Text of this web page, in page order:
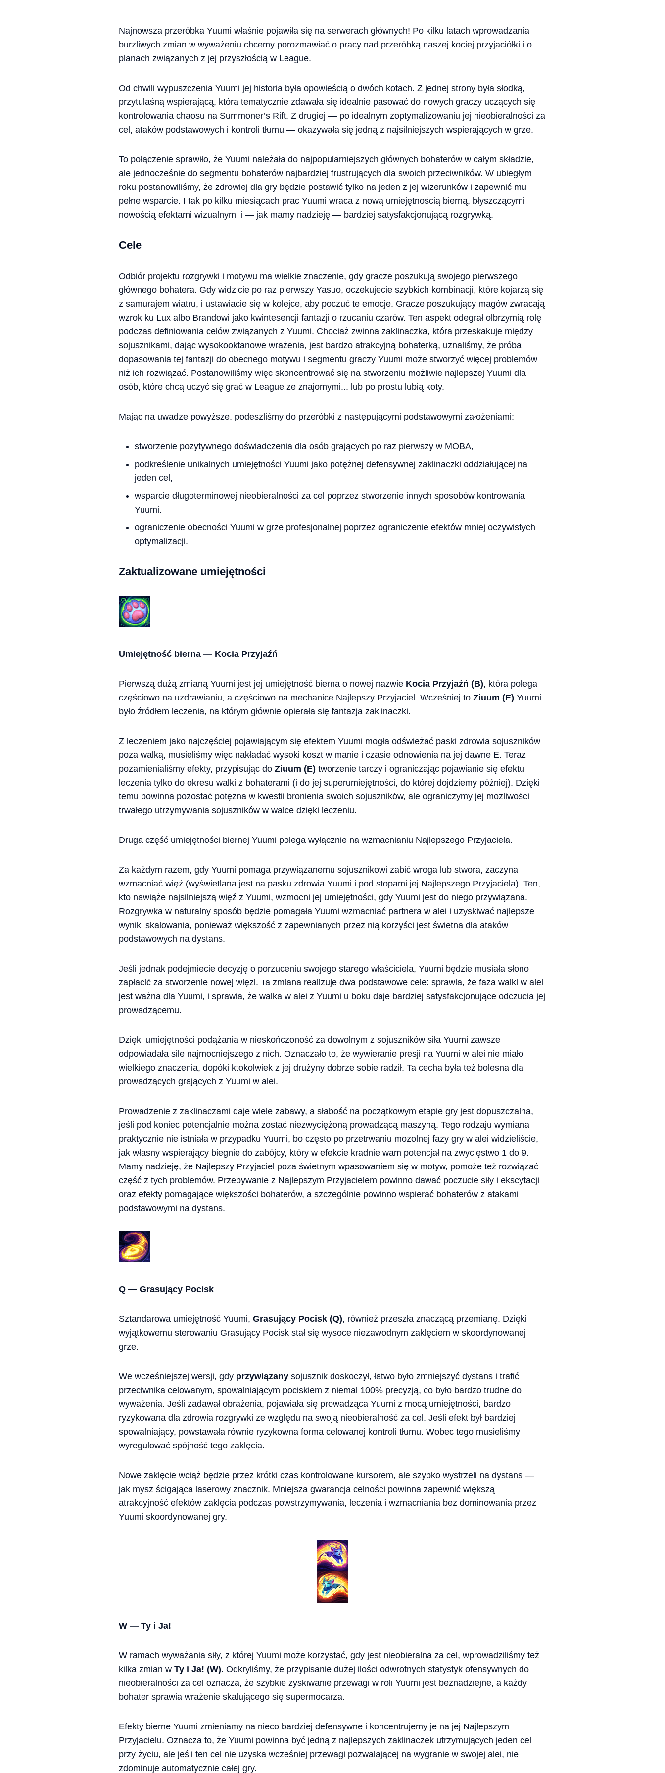
Najnowsza przeróbka Yuumi właśnie pojawiła się na serwerach głównych! Po kilku latach wprowadzania
burzliwych zmian w wyważeniu chcemy porozmawiać o pracy nad przeróbką naszej kociej przyjaciółki i o
planach związanych z jej przyszłością w League.
Od chwili wypuszczenia Yuumi jej historia była opowieścią o dwóch kotach. Z jednej strony była słodką,
przytulaśną wspierającą, która tematycznie zdawała się idealnie pasować do nowych graczy uczących się
kontrolowania chaosu na Summoner’s Rift. Z drugiej — po idealnym zoptymalizowaniu jej nieobieralności za
cel, ataków podstawowych i kontroli tłumu — okazywała się jedną z najsilniejszych wspierających w grze.
To połączenie sprawiło, że Yuumi należała do najpopularniejszych głównych bohaterów w całym składzie,
ale jednocześnie do segmentu bohaterów najbardziej frustrujących dla swoich przeciwników. W ubiegłym
roku postanowiliśmy, że zdrowiej dla gry będzie postawić tylko na jeden z jej wizerunków i zapewnić mu
pełne wsparcie. I tak po kilku miesiącach prac Yuumi wraca z nową umiejętnością bierną, błyszczącymi
nowością efektami wizualnymi i — jak mamy nadzieję — bardziej satysfakcjonującą rozgrywką.
Cele
Odbiór projektu rozgrywki i motywu ma wielkie znaczenie, gdy gracze poszukują swojego pierwszego
głównego bohatera. Gdy widzicie po raz pierwszy Yasuo, oczekujecie szybkich kombinacji, które kojarzą się
z samurajem wiatru, i ustawiacie się w kolejce, aby poczuć te emocje. Gracze poszukujący magów zwracają
wzrok ku Lux albo Brandowi jako kwintesencji fantazji o rzucaniu czarów. Ten aspekt odegrał olbrzymią rolę
podczas definiowania celów związanych z Yuumi. Chociaż zwinna zaklinaczka, która przeskakuje między
sojusznikami, dając wysokooktanowe wrażenia, jest bardzo atrakcyjną bohaterką, uznaliśmy, że próba
dopasowania tej fantazji do obecnego motywu i segmentu graczy Yuumi może stworzyć więcej problemów
niż ich rozwiązać. Postanowiliśmy więc skoncentrować się na stworzeniu możliwie najlepszej Yuumi dla
osób, które chcą uczyć się grać w League ze znajomymi... lub po prostu lubią koty.
Mając na uwadze powyższe, podeszliśmy do przeróbki z następującymi podstawowymi założeniami:
stworzenie pozytywnego doświadczenia dla osób grających po raz pierwszy w MOBA,
podkreślenie unikalnych umiejętności Yuumi jako potężnej defensywnej zaklinaczki oddziałującej na
jeden cel,
wsparcie długoterminowej nieobieralności za cel poprzez stworzenie innych sposobów kontrowania
Yuumi,
ograniczenie obecności Yuumi w grze profesjonalnej poprzez ograniczenie efektów mniej oczywistych
optymalizacji.
Zaktualizowane umiejętności
Umiejętność bierna — Kocia Przyjaźń
Pierwszą dużą zmianą Yuumi jest jej umiejętność bierna o nowej nazwie Kocia Przyjaźń (B), która polega
częściowo na uzdrawianiu, a częściowo na mechanice Najlepszy Przyjaciel. Wcześniej to Ziuum (E) Yuumi
było źródłem leczenia, na którym głównie opierała się fantazja zaklinaczki.
Z leczeniem jako najczęściej pojawiającym się efektem Yuumi mogła odświeżać paski zdrowia sojuszników
poza walką, musieliśmy więc nakładać wysoki koszt w manie i czasie odnowienia na jej dawne E. Teraz
pozamienialiśmy efekty, przypisując do Ziuum (E) tworzenie tarczy i ograniczając pojawianie się efektu
leczenia tylko do okresu walki z bohaterami (i do jej superumiejętności, do której dojdziemy później). Dzięki
temu powinna pozostać potężna w kwestii bronienia swoich sojuszników, ale ograniczymy jej możliwości
trwałego utrzymywania sojuszników w walce dzięki leczeniu.
Druga część umiejętności biernej Yuumi polega wyłącznie na wzmacnianiu Najlepszego Przyjaciela.
Za każdym razem, gdy Yuumi pomaga przywiązanemu sojusznikowi zabić wroga lub stwora, zaczyna
wzmacniać więź (wyświetlana jest na pasku zdrowia Yuumi i pod stopami jej Najlepszego Przyjaciela). Ten,
kto nawiąże najsilniejszą więź z Yuumi, wzmocni jej umiejętności, gdy Yuumi jest do niego przywiązana.
Rozgrywka w naturalny sposób będzie pomagała Yuumi wzmacniać partnera w alei i uzyskiwać najlepsze
wyniki skalowania, ponieważ większość z zapewnianych przez nią korzyści jest świetna dla ataków
podstawowych na dystans.
Jeśli jednak podejmiecie decyzję o porzuceniu swojego starego właściciela, Yuumi będzie musiała słono
zapłacić za stworzenie nowej więzi. Ta zmiana realizuje dwa podstawowe cele: sprawia, że faza walki w alei
jest ważna dla Yuumi, i sprawia, że walka w alei z Yuumi u boku daje bardziej satysfakcjonujące odczucia jej
prowadzącemu.
Dzięki umiejętności podążania w nieskończoność za dowolnym z sojuszników siła Yuumi zawsze
odpowiadała sile najmocniejszego z nich. Oznaczało to, że wywieranie presji na Yuumi w alei nie miało
wielkiego znaczenia, dopóki ktokolwiek z jej drużyny dobrze sobie radził. Ta cecha była też bolesna dla
prowadzących grających z Yuumi w alei.
Prowadzenie z zaklinaczami daje wiele zabawy, a słabość na początkowym etapie gry jest dopuszczalna,
jeśli pod koniec potencjalnie można zostać niezwyciężoną prowadzącą maszyną. Tego rodzaju wymiana
praktycznie nie istniała w przypadku Yuumi, bo często po przetrwaniu mozolnej fazy gry w alei widzieliście,
jak własny wspierający biegnie do zabójcy, który w efekcie kradnie wam potencjał na zwycięstwo 1 do 9.
Mamy nadzieję, że Najlepszy Przyjaciel poza świetnym wpasowaniem się w motyw, pomoże też rozwiązać
część z tych problemów. Przebywanie z Najlepszym Przyjacielem powinno dawać poczucie siły i ekscytacji
oraz efekty pomagające większości bohaterów, a szczególnie powinno wspierać bohaterów z atakami
podstawowymi na dystans.
Q — Grasujący Pocisk
Sztandarowa umiejętność Yuumi, Grasujący Pocisk (Q), również przeszła znaczącą przemianę. Dzięki
wyjątkowemu sterowaniu Grasujący Pocisk stał się wysoce niezawodnym zaklęciem w skoordynowanej
grze.
We wcześniejszej wersji, gdy przywiązany sojusznik doskoczył, łatwo było zmniejszyć dystans i trafić
przeciwnika celowanym, spowalniającym pociskiem z niemal 100% precyzją, co było bardzo trudne do
wyważenia. Jeśli zadawał obrażenia, pojawiała się prowadząca Yuumi z mocą umiejętności, bardzo
ryzykowana dla zdrowia rozgrywki ze względu na swoją nieobieralność za cel. Jeśli efekt był bardziej
spowalniający, powstawała równie ryzykowna forma celowanej kontroli tłumu. Wobec tego musieliśmy
wyregulować spójność tego zaklęcia.
Nowe zaklęcie wciąż będzie przez krótki czas kontrolowane kursorem, ale szybko wystrzeli na dystans —
jak mysz ścigająca laserowy znacznik. Mniejsza gwarancja celności powinna zapewnić większą
atrakcyjność efektów zaklęcia podczas powstrzymywania, leczenia i wzmacniania bez dominowania przez
Yuumi skoordynowanej gry.
W — Ty i Ja!
W ramach wyważania siły, z której Yuumi może korzystać, gdy jest nieobieralna za cel, wprowadziliśmy też
kilka zmian w Ty i Ja! (W). Odkryliśmy, że przypisanie dużej ilości odwrotnych statystyk ofensywnych do
nieobieralności za cel oznacza, że szybkie zyskiwanie przewagi w roli Yuumi jest beznadziejne, a każdy
bohater sprawia wrażenie skalującego się supermocarza.
Efekty bierne Yuumi zmieniamy na nieco bardziej defensywne i koncentrujemy je na jej Najlepszym
Przyjacielu. Oznacza to, że Yuumi powinna być jedną z najlepszych zaklinaczek utrzymujących jeden cel
przy życiu, ale jeśli ten cel nie uzyska wcześniej przewagi pozwalającej na wygranie w swojej alei, nie
zdominuje automatycznie całej gry.